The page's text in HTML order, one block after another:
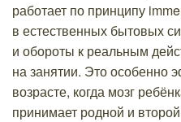
работает по принципу
в естественных бытовых
и обороты к реальным
на занятии. Это особенно
возрасте, когда мозг
принимает родной и